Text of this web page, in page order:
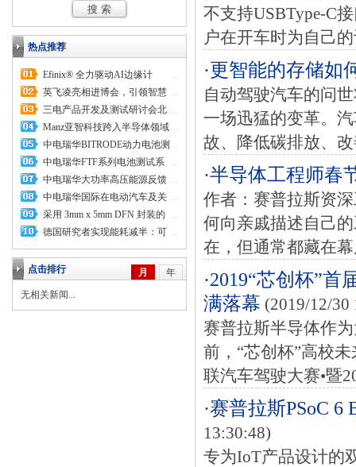
热点推荐
...
Efinix® 全力驱动AI边缘计
算，成功推出Trion™ T20 FPGA
样品, 同时将产品扩展到二十万
逻辑单元的T200 FPGA
...
英飞凌亮相进博会，引领智慧
新生活
...
三电产品开发及测试研讨会北
汽新能源专场成功举行
...
Manz亚智科技跨入半导体领域
为面板级扇出型封装提供化学湿
制程、涂布及激光应用等生产设
备解决方案
...
中电瑞华BITRODE动力电池测
试系统顺利交付北汽新能源
...
中电瑞华FTF系列电池测试系
统中标北京新能源汽车股份有限
公司
...
中电瑞华大功率高压能源反馈
式负载系统成功交付中电熊猫 ...
中电瑞华国际在电动汽车及关
键部件测评研讨会上演绎先进测
评技术
...
采用 3mm x 5mm DFN 封装的
5A、15V 双相同步升压型稳压
器 效率为 95%、提供 3MHz 开
关频率和输出断接功能
...
德国研究者实现能耗减半：可
再生能源、电信和照明系统受益
于新型半导体材料
点击排行 年
月
无相关新闻...
不支持USBType-C
户在开车时为自己
·更智能的存储如
自动驾驶汽车的问
一场迅猛的变革。
故、降低碳排放、
·半导体工程师春
作者：赛普拉斯资
何向亲戚描述自己
在，但通常都藏在
·2019“芯创杯”
满落幕 (2019/12/30
赛普拉斯半导体作
前，“芯创杯”高校
联汽车驾驶大赛•暨
·赛普拉斯PSoC
13:30:48)
专为IoT产品设计的